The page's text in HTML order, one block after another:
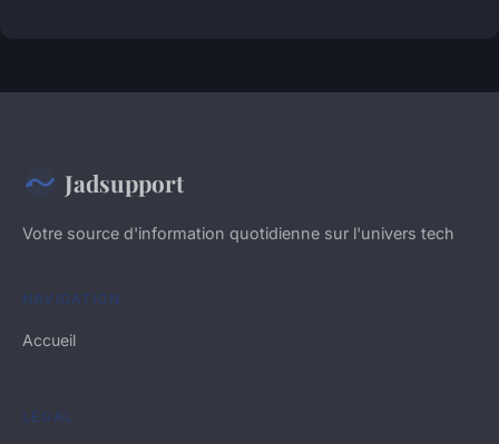
Jadsupport
Votre source d'information quotidienne sur l'univers tech
NAVIGATION
Accueil
LÉGAL